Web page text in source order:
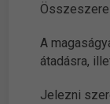
A
átadásra,
Jelezni